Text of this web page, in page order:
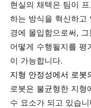
현실의 채택은 팀이
하는 방식을 혁신하고
경에 몰입함으로써,
어떻게 수행될지를 평
이 가능합니다.
지형 안정성에서 로봇
로봇은 불균형한 지
수 요소가 되고 있습